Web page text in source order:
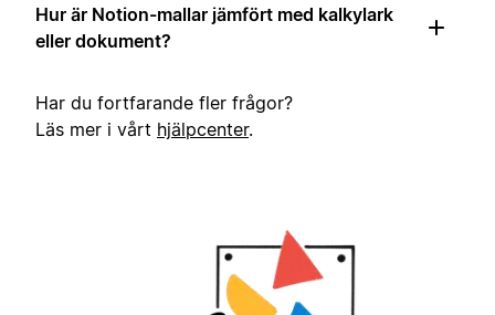
Hur är Notion-mallar jämfört med kalkylark
eller dokument?
Har du fortfarande fler frågor?
Läs mer i vårt hjälpcenter.